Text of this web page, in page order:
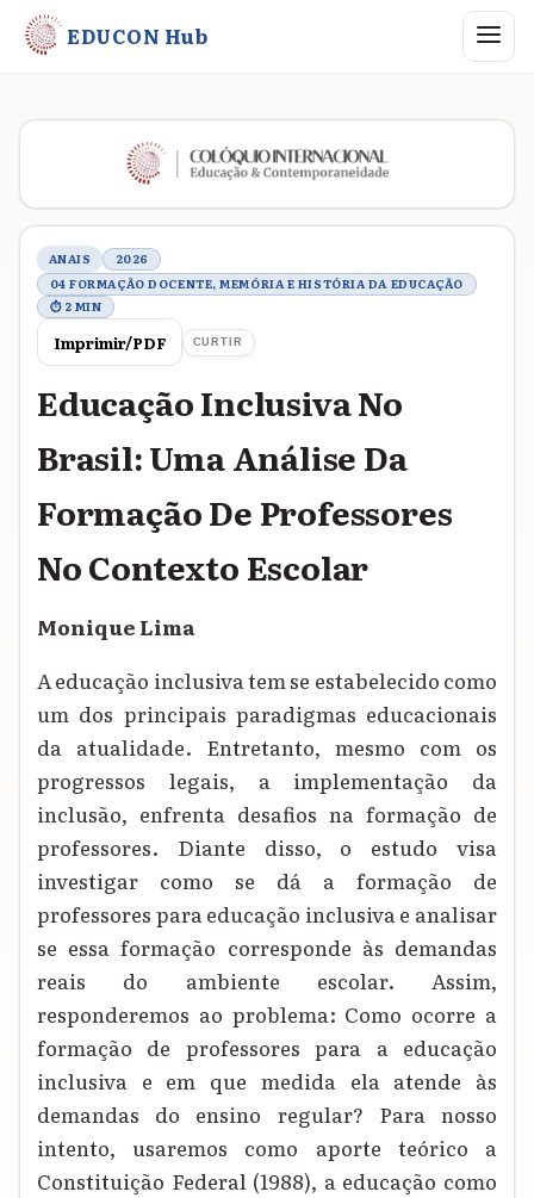
EDUCON Hub Abrir
Metadados do trabalho
ANAIS
2026
04 FORMAÇÃO DOCENTE, MEMÓRIA E HISTÓRIA DA EDUCAÇÃO
⏱ 2 MIN
Imprimir/PDF CURTIR
Educação Inclusiva No
Brasil: Uma Análise Da
Formação De Professores
No Contexto Escolar
Monique Lima
A educação inclusiva tem se estabelecido como
um dos principais paradigmas educacionais
da atualidade. Entretanto, mesmo com os
progressos legais, a implementação da
inclusão, enfrenta desafios na formação de
professores. Diante disso, o estudo visa
investigar como se dá a formação de
professores para educação inclusiva e analisar
se essa formação corresponde às demandas
reais do ambiente escolar. Assim,
responderemos ao problema: Como ocorre a
formação de professores para a educação
inclusiva e em que medida ela atende às
demandas do ensino regular? Para nosso
intento, usaremos como aporte teórico a
Constituição Federal (1988), a educação como